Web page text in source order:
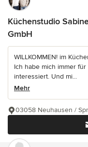
Küchenstudio
GmbH
WILLKOMMEN! im
Ich habe mich immer
interessiert. Und mi...
Mehr
03058 Neuhausen /